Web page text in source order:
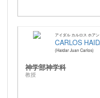
アイダル カルロス ホアン
Haidar Juan Carlos
神学部神学科
教授